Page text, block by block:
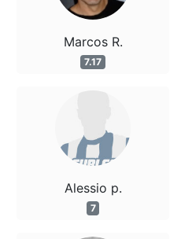
Marcos R.
7.17
Alessio p.
7